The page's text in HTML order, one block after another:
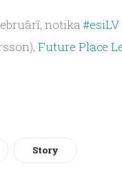
notika #esiLV
Future Place
Story